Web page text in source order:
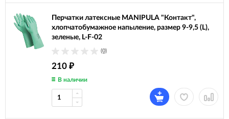
Перчатки латексные MANIPULA "Контакт",
хлопчатобумажное напыление, размер 9-9,5 (L),
зеленые, L-F-02
(0)
210 ₽
В наличии